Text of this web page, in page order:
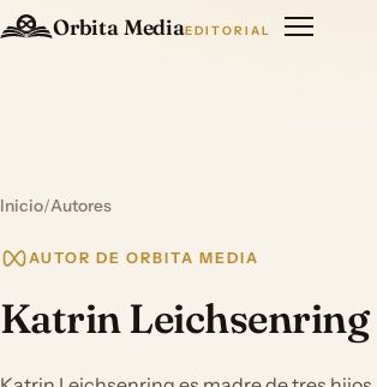
Orbita MediaEDITORIAL
Inicio/Autores
AUTOR DE ORBITA MEDIA
Katrin Leichsenring